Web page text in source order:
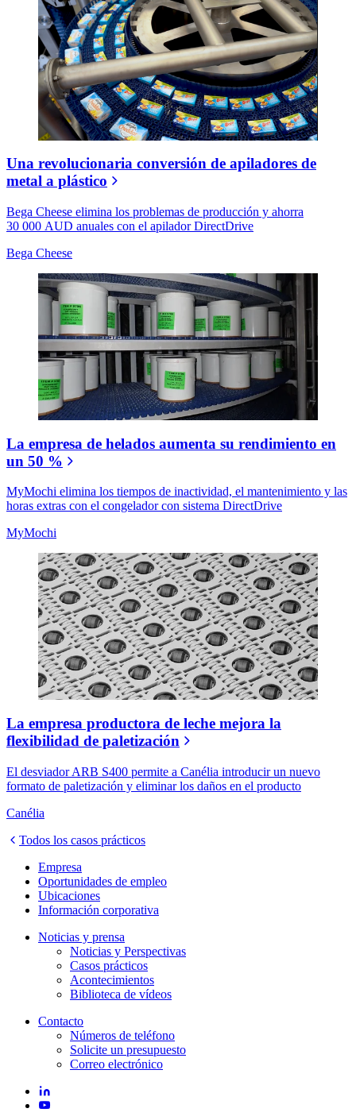
Una revolucionaria conversión de apiladores de
metal a plástico
Bega Cheese elimina los problemas de producción y ahorra
30 000 AUD anuales con el apilador DirectDrive
Bega Cheese
La empresa de helados aumenta su rendimiento en
un 50 %
MyMochi elimina los tiempos de inactividad, el mantenimiento y las
horas extras con el congelador con sistema DirectDrive
MyMochi
La empresa productora de leche mejora la
flexibilidad de paletización
El desviador ARB S400 permite a Canélia introducir un nuevo
formato de paletización y eliminar los daños en el producto
Canélia
Todos los casos prácticos
Empresa
Oportunidades de empleo
Ubicaciones
Información corporativa
Noticias y prensa
Noticias y Perspectivas
Casos prácticos
Acontecimientos
Biblioteca de vídeos
Contacto
Números de teléfono
Solicite un presupuesto
Correo electrónico